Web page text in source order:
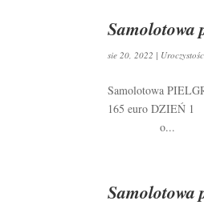
Samolotowa
sie 20, 2022 |
Samolotowa
165 euro DZIEŃ 1
o...
Samolotowa